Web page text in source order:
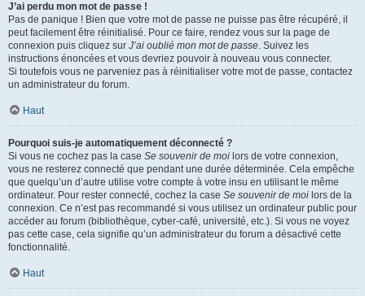
J’ai perdu mon mot de passe !
Pas de panique ! Bien que votre mot de passe ne puisse pas être récupéré, il
peut facilement être réinitialisé. Pour ce faire, rendez vous sur la page de
connexion puis cliquez sur J’ai oublié mon mot de passe. Suivez les
instructions énoncées et vous devriez pouvoir à nouveau vous connecter.
Si toutefois vous ne parveniez pas à réinitialiser votre mot de passe, contactez
un administrateur du forum.
Haut
Pourquoi suis-je automatiquement déconnecté ?
Si vous ne cochez pas la case Se souvenir de moi lors de votre connexion,
vous ne resterez connecté que pendant une durée déterminée. Cela empêche
que quelqu’un d’autre utilise votre compte à votre insu en utilisant le même
ordinateur. Pour rester connecté, cochez la case Se souvenir de moi lors de la
connexion. Ce n’est pas recommandé si vous utilisez un ordinateur public pour
accéder au forum (bibliothèque, cyber-café, université, etc.). Si vous ne voyez
pas cette case, cela signifie qu’un administrateur du forum a désactivé cette
fonctionnalité.
Haut